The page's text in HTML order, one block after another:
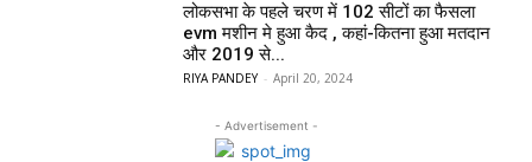
लोकसभा के पहले चरण में 102 सीटों का फैसला
evm मशीन मे हुआ कैद , कहां-कितना हुआ मतदान
और 2019 से...
RIYA PANDEY - April 20, 2024
- Advertisement -